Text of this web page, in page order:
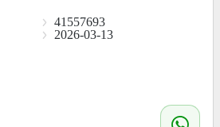
41557693
2026-03-13